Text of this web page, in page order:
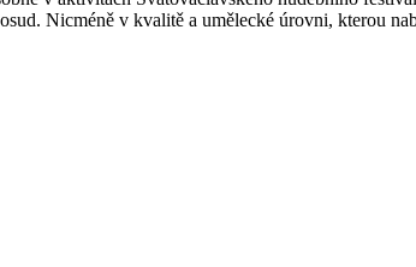
Nicméně v kvalitě a umělecké úrovni, kterou